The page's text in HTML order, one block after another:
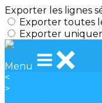
Exporter les lignes
Exporter toutes
Exporter
Menu
<
>